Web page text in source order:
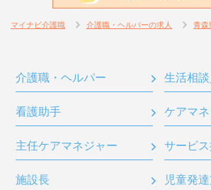
マイナビ介護職 介護職・ヘルパーの求人 青森
介護職・ヘルパー 生活相談
看護助手 ケアマ
主任ケアマネジャー サービ
施設長 児童発